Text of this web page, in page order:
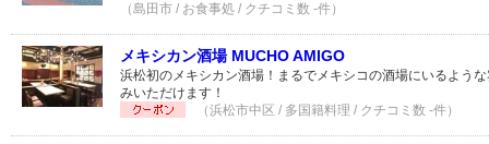
（島田市 / お食事処 / クチコミ数 -件）
メキシカン酒場 MUCHO AMIGO
浜松初のメキシカン酒場！まるでメキシコの酒場にいるよう
みいただけます！
（浜松市中区 / 多国籍料理 / クチコミ数 -件）